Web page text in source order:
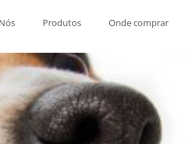
Produtos Onde comprar